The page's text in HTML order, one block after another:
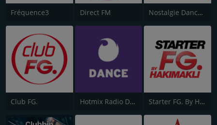
Fréquence3 Direct FM Nostalgie Dance Party 90
Club FG. Hotmix Radio Dance Starter FG. By Hakimakli